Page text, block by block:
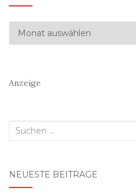
Archiv
Anzeige
Suchen
NEUESTE BEITRÄGE